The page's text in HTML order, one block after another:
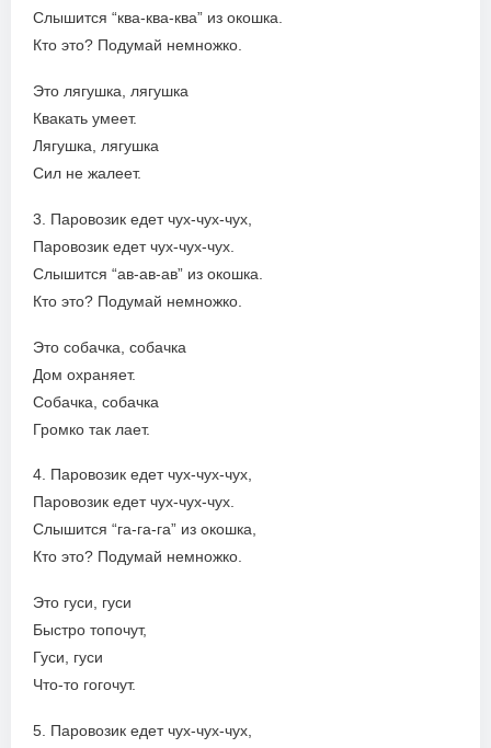
Слышится “ква-ква-ква” из окошка.
Кто это? Подумай немножко.
Это лягушка, лягушка
Квакать умеет.
Лягушка, лягушка
Сил не жалеет.
3. Паровозик едет чух-чух-чух,
Паровозик едет чух-чух-чух.
Слышится “ав-ав-ав” из окошка.
Кто это? Подумай немножко.
Это собачка, собачка
Дом охраняет.
Собачка, собачка
Громко так лает.
4. Паровозик едет чух-чух-чух,
Паровозик едет чух-чух-чух.
Слышится “га-га-га” из окошка,
Кто это? Подумай немножко.
Это гуси, гуси
Быстро топочут,
Гуси, гуси
Что-то гогочут.
5. Паровозик едет чух-чух-чух,